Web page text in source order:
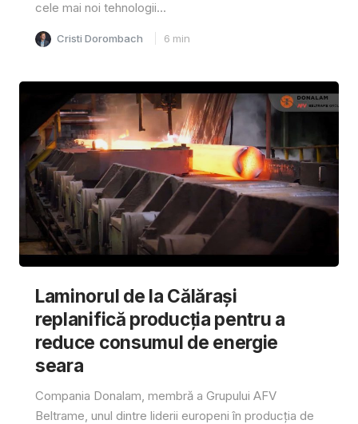
cele mai noi tehnologii...
Cristi Dorombach 6 min
Laminorul de la Călărași
replanifică producția pentru a
reduce consumul de energie
seara
Compania Donalam, membră a Grupului AFV
Beltrame, unul dintre liderii europeni în producția de